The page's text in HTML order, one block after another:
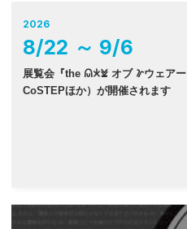
2026
8/22 ～ 9/6
展覧会『the
CoSTEPほか）が開催されます